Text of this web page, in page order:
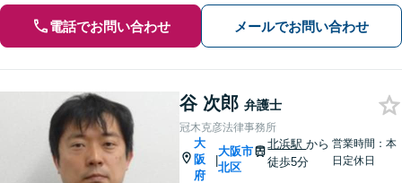
電話でお問い合わせ メールでお問い合わせ
谷 次郎 弁護士
冠木克彦法律事務所
大
阪
府
|
大阪市
北区
北浜駅から
徒歩5分
営業時間：本
日定休日